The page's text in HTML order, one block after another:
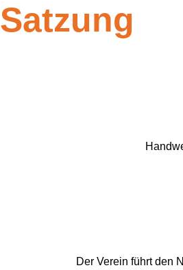
Satzung
Der Verein führt den